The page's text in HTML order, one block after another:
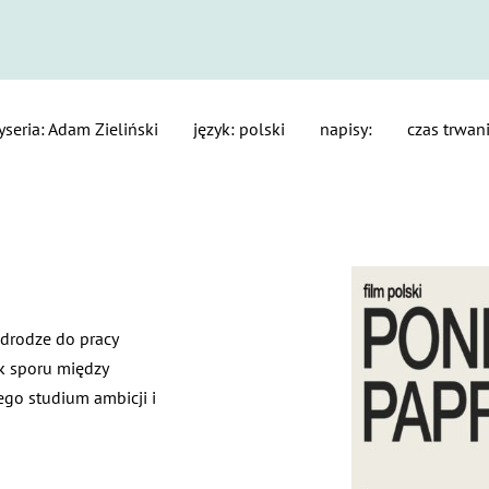
Adam Zieliński język: polski napisy: czas
do pracy
sporu między
studium ambicji i